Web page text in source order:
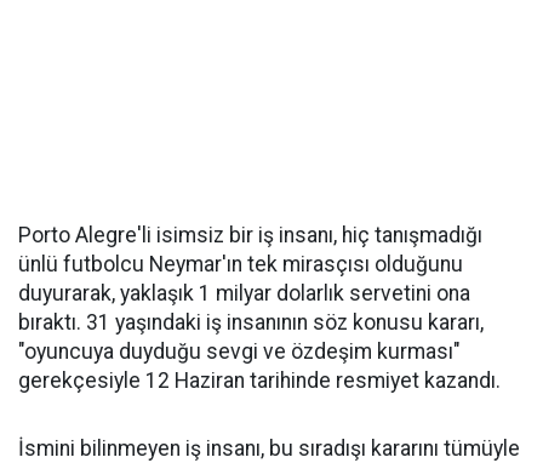
Porto Alegre'li isimsiz bir iş insanı, hiç tanışmadığı
ünlü futbolcu Neymar'ın tek mirasçısı olduğunu
duyurarak, yaklaşık 1 milyar dolarlık servetini ona
bıraktı. 31 yaşındaki iş insanının söz konusu kararı,
"oyuncuya duyduğu sevgi ve özdeşim kurması"
gerekçesiyle 12 Haziran tarihinde resmiyet kazandı.
İsmini bilinmeyen iş insanı, bu sıradışı kararını tümüyle